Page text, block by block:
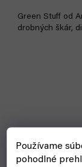
Používame
pohodlné
Green Stuff od
drobných škár,